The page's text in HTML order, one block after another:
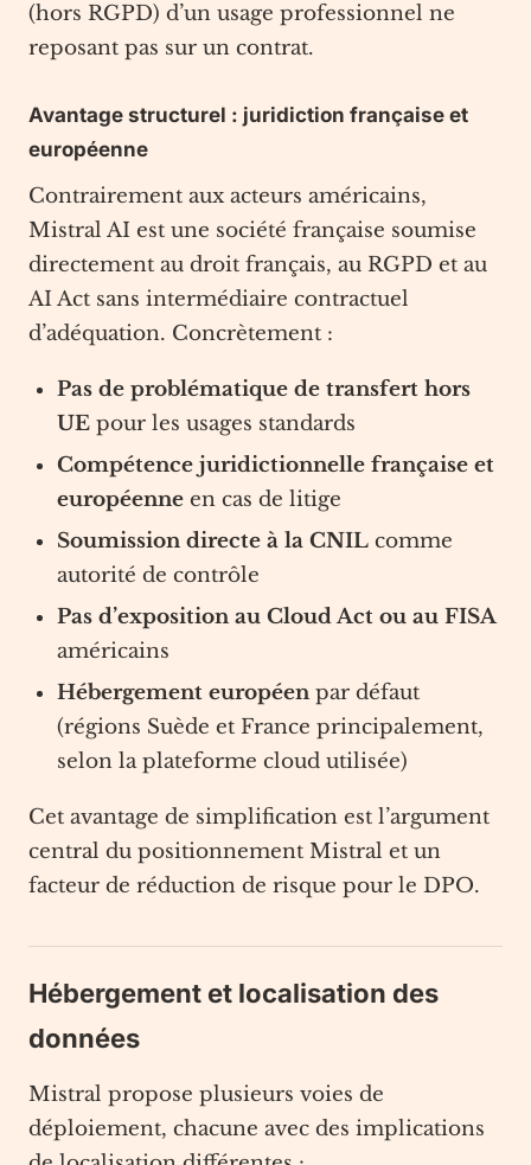
(hors RGPD) d’un usage professionnel ne
reposant pas sur un contrat.
Avantage structurel : juridiction française et
européenne
Contrairement aux acteurs américains,
Mistral AI est une société française soumise
directement au droit français, au RGPD et au
AI Act sans intermédiaire contractuel
d’adéquation. Concrètement :
Pas de problématique de transfert hors
UE pour les usages standards
Compétence juridictionnelle française et
européenne en cas de litige
Soumission directe à la CNIL comme
autorité de contrôle
Pas d’exposition au Cloud Act ou au FISA
américains
Hébergement européen par défaut
(régions Suède et France principalement,
selon la plateforme cloud utilisée)
Cet avantage de simplification est l’argument
central du positionnement Mistral et un
facteur de réduction de risque pour le DPO.
Hébergement et localisation des
données
Mistral propose plusieurs voies de
déploiement, chacune avec des implications